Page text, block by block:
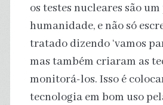
os testes nucleares são
humanidade, e não só
tratado dizendo ‘vamos
mas também criaram as
monitorá-los. Isso é
tecnologia em bom uso